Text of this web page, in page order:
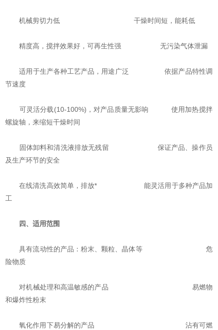
机械剪切力低 干燥时间短，能耗低
精度高，搅拌效果好，可再生性强 无污染气体泄漏
适用于生产各种工艺产品，用途广泛 依据产品特性调
节速度
可灵活分载(10-100%)，对产品质量无影响 使用加热搅拌
螺旋轴，来缩短干燥时间
固体卸料和清洗液排放无残留 保证产品、操作员
及生产环节的安全
在线清洗高效简单，排放* 能灵活用于多种产品加
工
四、适用范围
具有流动性的产品：粉末、颗粒、晶体等 危
险物质
对机械处理和高温敏感的产品 易燃物
和爆炸性粉末
氧化作用下易分解的产品 沾有可燃